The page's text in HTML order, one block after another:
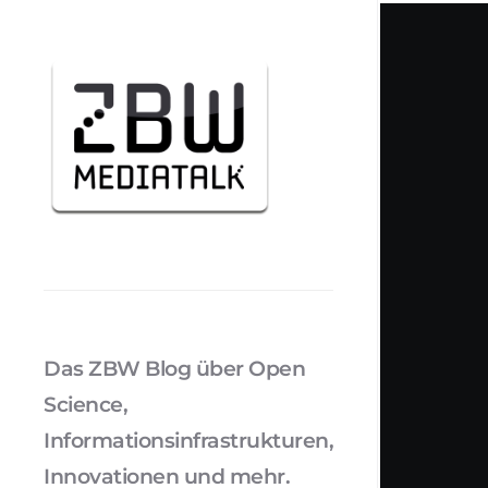
Das ZBW Blog über Open
Science,
Informationsinfrastrukturen,
Innovationen und mehr.